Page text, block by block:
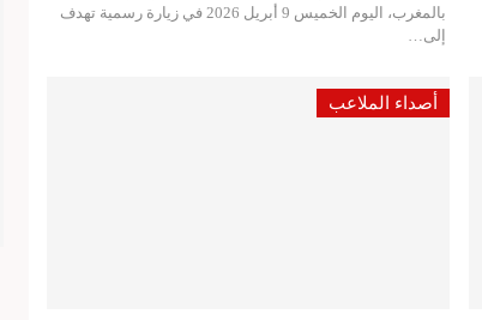
بالمغرب، اليوم الخميس 9 أبريل 2026 في زيارة رسمية تهدف
إلى…
أصداء الملاعب